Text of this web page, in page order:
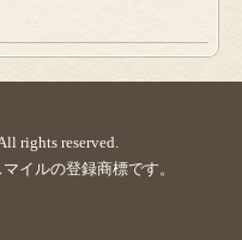
rights reserved.
イルの登録商標です。